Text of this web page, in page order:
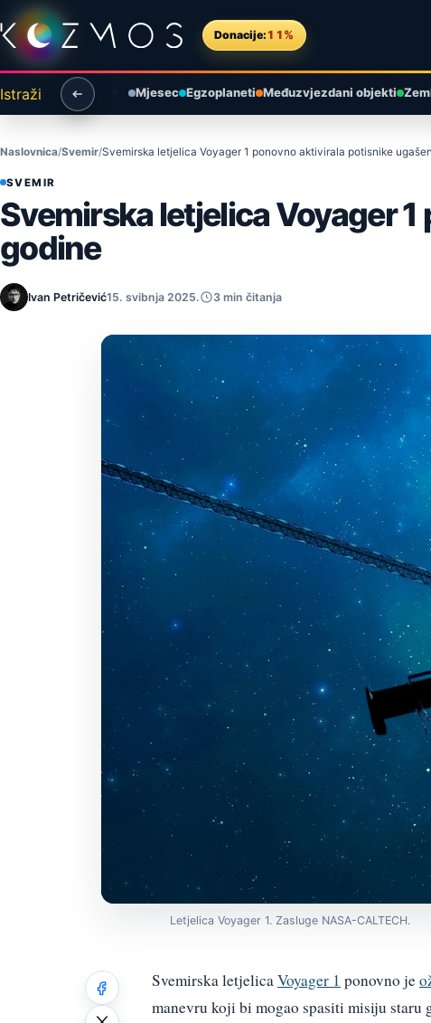
Preskoči na sadržaj
Donacije: 11%
Istraži Mjesec Egzoplaneti Međuzvjezdani objekti
Naslovnica Svemir Svemirska letjelica Voyager 1 ponovno aktivirala potisnike
SVEMIR
Svemirska letjelica Voyager
godine
Ivan Petričević15. svibnja 2025. 3 min čitanja
Letjelica Voyager 1. Zasluge NASA-CALTECH.
Svemirska letjelicaVoyager 1 ponovno je
manevru koji bi mogao spasiti misiju